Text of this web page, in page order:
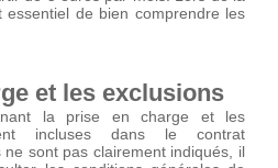
de bien comprendre les
et les exclusions
la prise en charge et les
incluses dans le contrat
sont pas clairement indiqués, il